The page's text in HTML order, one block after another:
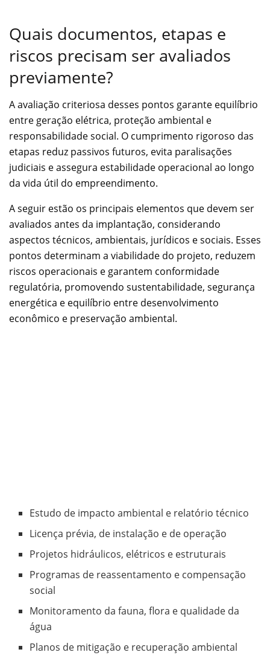
Quais documentos, etapas e
riscos precisam ser avaliados
previamente?
A avaliação criteriosa desses pontos garante equilíbrio
entre geração elétrica, proteção ambiental e
responsabilidade social. O cumprimento rigoroso das
etapas reduz passivos futuros, evita paralisações
judiciais e assegura estabilidade operacional ao longo
da vida útil do empreendimento.
A seguir estão os principais elementos que devem ser
avaliados antes da implantação, considerando
aspectos técnicos, ambientais, jurídicos e sociais. Esses
pontos determinam a viabilidade do projeto, reduzem
riscos operacionais e garantem conformidade
regulatória, promovendo sustentabilidade, segurança
energética e equilíbrio entre desenvolvimento
econômico e preservação ambiental.
Estudo de impacto ambiental e relatório técnico
Licença prévia, de instalação e de operação
Projetos hidráulicos, elétricos e estruturais
Programas de reassentamento e compensação
social
Monitoramento da fauna, flora e qualidade da
água
Planos de mitigação e recuperação ambiental